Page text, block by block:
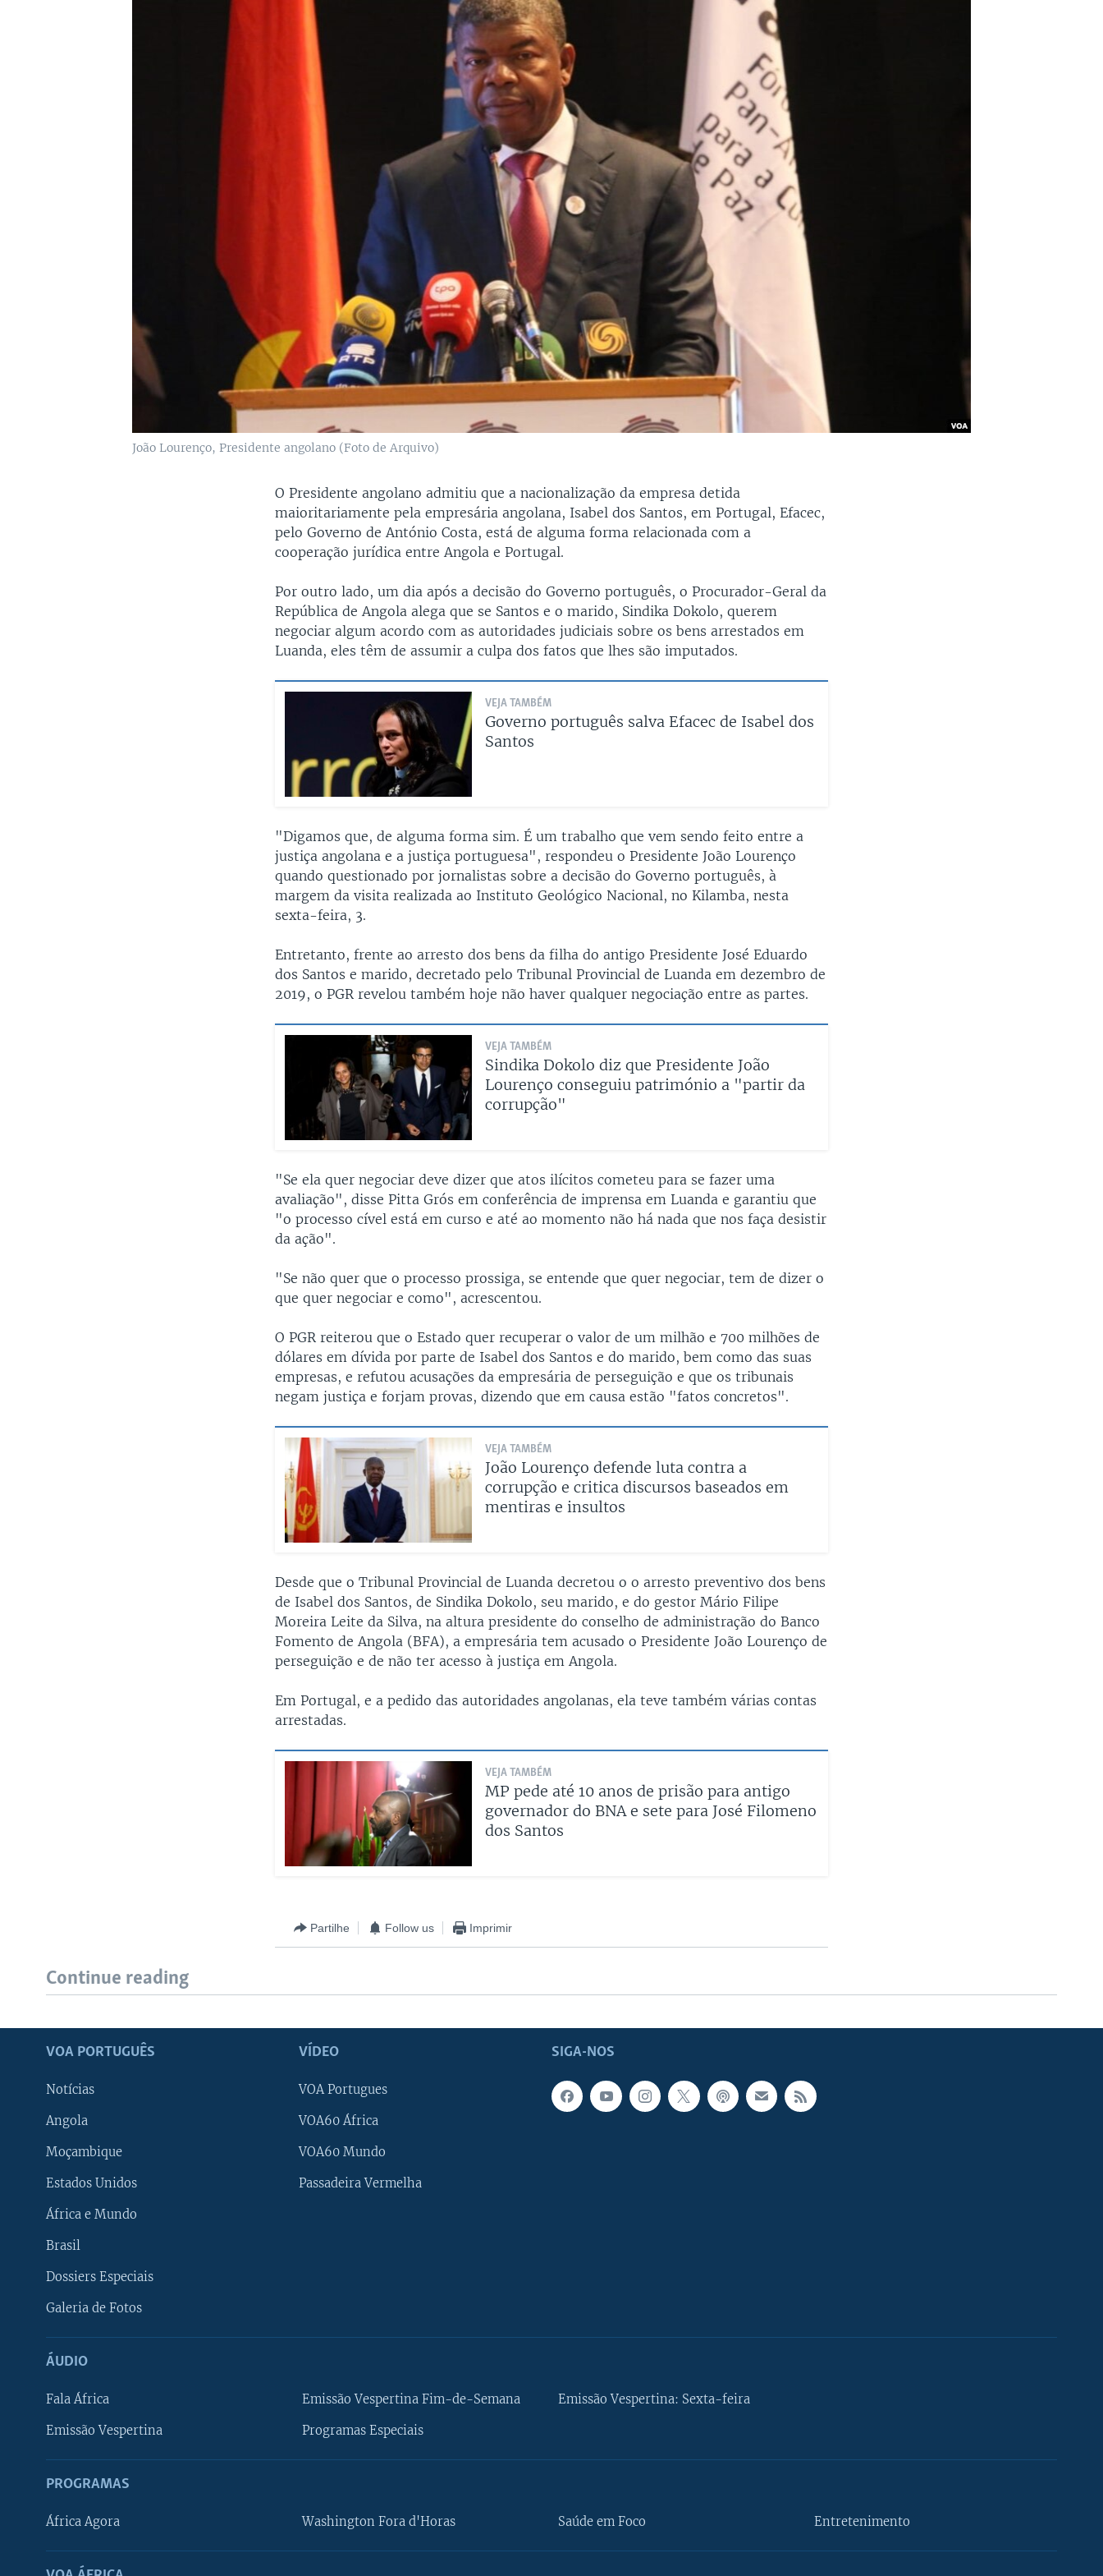
João Lourenço, Presidente angolano (Foto de Arquivo)
O Presidente angolano admitiu que a nacionalização da empresa detida
maioritariamente pela empresária angolana, Isabel dos Santos, em Portugal, Efacec,
pelo Governo de António Costa, está de alguma forma relacionada com a
cooperação jurídica entre Angola e Portugal.
Por outro lado, um dia após a decisão do Governo português, o Procurador-Geral da
República de Angola alega que se Santos e o marido, Sindika Dokolo, querem
negociar algum acordo com as autoridades judiciais sobre os bens arrestados em
Luanda, eles têm de assumir a culpa dos fatos que lhes são imputados.
VEJA TAMBÉM
Governo português salva Efacec de Isabel dos
Santos
"Digamos que, de alguma forma sim. É um trabalho que vem sendo feito entre a
justiça angolana e a justiça portuguesa", respondeu o Presidente João Lourenço
quando questionado por jornalistas sobre a decisão do Governo português, à
margem da visita realizada ao Instituto Geológico Nacional, no Kilamba, nesta
sexta-feira, 3.
Entretanto, frente ao arresto dos bens da filha do antigo Presidente José Eduardo
dos Santos e marido, decretado pelo Tribunal Provincial de Luanda em dezembro de
2019, o PGR revelou também hoje não haver qualquer negociação entre as partes.
VEJA TAMBÉM
Sindika Dokolo diz que Presidente João
Lourenço conseguiu património a "partir da
corrupção"
"Se ela quer negociar deve dizer que atos ilícitos cometeu para se fazer uma
avaliação", disse Pitta Grós em conferência de imprensa em Luanda e garantiu que
"o processo cível está em curso e até ao momento não há nada que nos faça desistir
da ação".
"Se não quer que o processo prossiga, se entende que quer negociar, tem de dizer o
que quer negociar e como", acrescentou.
O PGR reiterou que o Estado quer recuperar o valor de um milhão e 700 milhões de
dólares em dívida por parte de Isabel dos Santos e do marido, bem como das suas
empresas, e refutou acusações da empresária de perseguição e que os tribunais
negam justiça e forjam provas, dizendo que em causa estão "fatos concretos".
VEJA TAMBÉM
João Lourenço defende luta contra a
corrupção e critica discursos baseados em
mentiras e insultos
Desde que o Tribunal Provincial de Luanda decretou o o arresto preventivo dos bens
de Isabel dos Santos, de Sindika Dokolo, seu marido, e do gestor Mário Filipe
Moreira Leite da Silva, na altura presidente do conselho de administração do Banco
Fomento de Angola (BFA), a empresária tem acusado o Presidente João Lourenço de
perseguição e de não ter acesso à justiça em Angola.
Em Portugal, e a pedido das autoridades angolanas, ela teve também várias contas
arrestadas.
VEJA TAMBÉM
MP pede até 10 anos de prisão para antigo
governador do BNA e sete para José Filomeno
dos Santos
Partilhe Follow us Imprimir
Continue reading
SIGA-NOS
VOA PORTUGUÊS
Notícias
Angola
Moçambique
Estados Unidos
África e Mundo
Brasil
Dossiers Especiais
Galeria de Fotos
VÍDEO
VOA Portugues
VOA60 África
VOA60 Mundo
Passadeira Vermelha
ÁUDIO
Fala África
Emissão Vespertina
Emissão Vespertina Fim-de-Semana
Programas Especiais
Emissão Vespertina: Sexta-feira
PROGRAMAS
África Agora Washington Fora d'Horas Saúde em Foco Entretenimento